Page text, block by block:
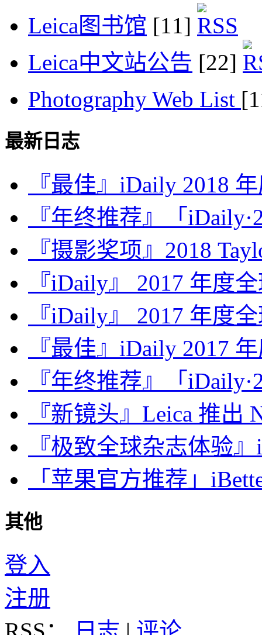
Leica图书馆 [11]
Leica中文站公告 [22]
Photography Web List
最新日志
『最佳』iDaily 2018
『年终推荐』「
『摄影奖项』2018
『iDaily』 2017 年度
『iDaily』 2017 年度
『最佳』iDaily 2017
『年终推荐』「
『新镜头』Leica 推出
『极致全球杂志体验
「苹果官方推荐」
其他
登入
注册